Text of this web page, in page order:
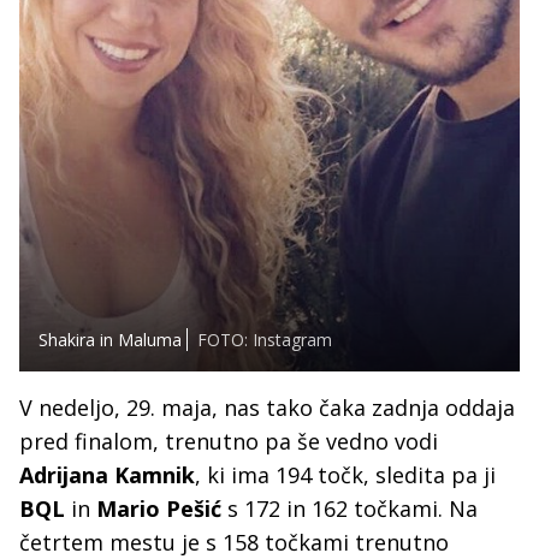
Shakira in Maluma FOTO: Instagram
V nedeljo, 29. maja, nas tako čaka zadnja oddaja
pred finalom, trenutno pa še vedno vodi
Adrijana Kamnik, ki ima 194 točk, sledita pa ji
BQL in Mario Pešić s 172 in 162 točkami. Na
četrtem mestu je s 158 točkami trenutno